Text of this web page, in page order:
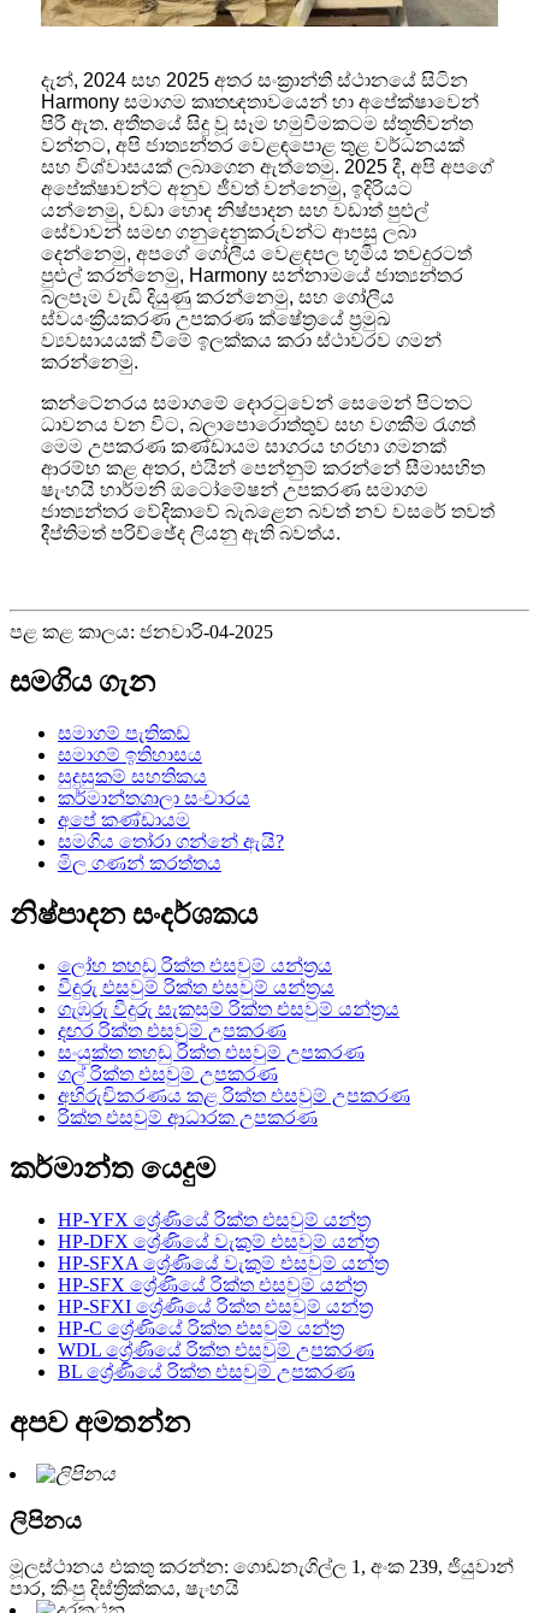
දැන්, 2024 සහ 2025 අතර සංක්‍රාන්ති ස්ථානයේ සිටින
Harmony සමාගම කෘතඥතාවයෙන් හා අපේක්ෂාවෙන්
පිරී ඇත. අතීතයේ සිදු වූ සෑම හමුවීමකටම ස්තූතිවන්ත
වන්නට, අපි ජාත්‍යන්තර වෙළඳපොළ තුළ වර්ධනයක්
සහ විශ්වාසයක් ලබාගෙන ඇත්තෙමු. 2025 දී, අපි අපගේ
අපේක්ෂාවන්ට අනුව ජීවත් වන්නෙමු, ඉදිරියට
යන්නෙමු, වඩා හොඳ නිෂ්පාදන සහ වඩාත් පුළුල්
සේවාවන් සමඟ ගනුදෙනුකරුවන්ට ආපසු ලබා
දෙන්නෙමු, අපගේ ගෝලීය වෙළඳපල භූමිය තවදුරටත්
පුළුල් කරන්නෙමු, Harmony සන්නාමයේ ජාත්‍යන්තර
බලපෑම වැඩි දියුණු කරන්නෙමු, සහ ගෝලීය
ස්වයංක්‍රීයකරණ උපකරණ ක්ෂේත්‍රයේ ප්‍රමුඛ
ව්‍යවසායයක් වීමේ ඉලක්කය කරා ස්ථාවරව ගමන්
කරන්නෙමු.
කන්ටේනරය සමාගමේ දොරටුවෙන් සෙමෙන් පිටතට
ධාවනය වන විට, බලාපොරොත්තුව සහ වගකීම රැගත්
මෙම උපකරණ කණ්ඩායම සාගරය හරහා ගමනක්
ආරම්භ කළ අතර, එයින් පෙන්නුම් කරන්නේ සීමාසහිත
ෂැංහයි හාර්මනි ඔටෝමේෂන් උපකරණ සමාගම
ජාත්‍යන්තර වේදිකාවේ බැබළෙන බවත් නව වසරේ තවත්
දීප්තිමත් පරිච්ඡේද ලියනු ඇති බවත්ය.
පළ කළ කාලය: ජනවාරි-04-2025
සමගිය ගැන
සමාගම් පැතිකඩ
සමාගම් ඉතිහාසය
සුදුසුකම් සහතිකය
කර්මාන්තශාලා සංචාරය
අපේ කණ්ඩායම
සමගිය තෝරා ගන්නේ ඇයි?
මිල ගණන් කරත්තය
නිෂ්පාදන සංදර්ශකය
ලෝහ තහඩු රික්ත එසවුම් යන්ත්‍රය
වීදුරු එසවුම් රික්ත එසවුම් යන්ත්‍රය
ගැඹුරු වීදුරු සැකසුම් රික්ත එසවුම් යන්ත්‍රය
දඟර රික්ත එසවුම් උපකරණ
සංයුක්ත තහඩු රික්ත එසවුම් උපකරණ
ගල් රික්ත එසවුම් උපකරණ
අභිරුචිකරණය කළ රික්ත එසවුම් උපකරණ
රික්ත එසවුම් ආධාරක උපකරණ
කර්මාන්ත යෙදුම
HP-YFX ශ්‍රේණියේ රික්ත එසවුම් යන්ත්‍ර
HP-DFX ශ්‍රේණියේ වැකුම් එසවුම් යන්ත්‍ර
HP-SFXA ශ්‍රේණියේ වැකුම් එසවුම් යන්ත්‍ර
HP-SFX ශ්‍රේණියේ රික්ත එසවුම් යන්ත්‍ර
HP-SFXI ශ්‍රේණියේ රික්ත එසවුම් යන්ත්‍ර
HP-C ශ්‍රේණියේ රික්ත එසවුම් යන්ත්‍ර
WDL ශ්‍රේණියේ රික්ත එසවුම් උපකරණ
BL ශ්‍රේණියේ රික්ත එසවුම් උපකරණ
අපව අමතන්න
ලිපිනය
මූලස්ථානය එකතු කරන්න: ගොඩනැගිල්ල 1, අංක 239, ජියුවාන්
පාර, කිංපු දිස්ත්‍රික්කය, ෂැංහයි